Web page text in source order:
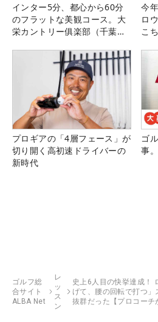
インター5分、都心から60分
のフラットな美観コース。大
栄カントリー俱楽部（千葉
今
ロ
こ
プロギアの「4層フェース」が
切り開く高初速ドライバーの
新時代
ゴ
事
ゴルフ総
合サイト
ALBA Net
レ
ッ
ス
ン
史上6人目の快挙達成！
げて、腰の回転で打つ
抜群だった【プロコーチ